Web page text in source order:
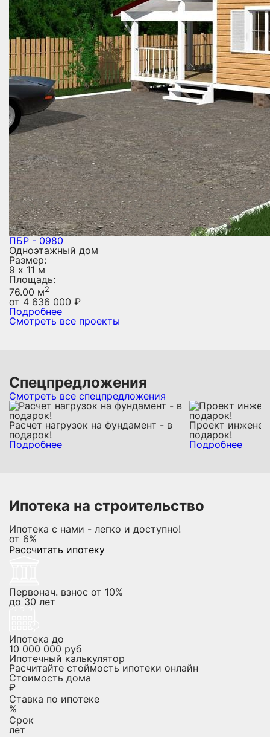
ПБР - 0980
Одноэтажный дом
Размер:
9 х 11 м
Площадь:
76.00 м2
от 4 636 000 ₽
Подробнее
Смотреть все проекты
Спецпредложения
Смотреть все спецпредложения
Расчет нагрузок на фундамент - в
подарок!
Подробнее
Проект
подарок!
Подробнее
Ипотека на строительство
Ипотека с нами - легко и доступно!
от 6%
Рассчитать ипотеку
Первонач. взнос от 10%
до30 лет
Ипотека до
10 000 000 руб
Ипотечный калькулятор
Расчитайте стоймость ипотеки онлайн
Стоимость дома
₽
Ставка по ипотеке
%
Срок
лет